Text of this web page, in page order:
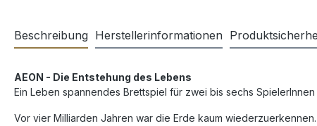
Beschreibung Herstellerinformationen
AEON - Die Entstehung des Lebens
Ein Leben spannendes Brettspiel für zwei bis sechs
Vor vier Milliarden Jahren war die Erde kaum